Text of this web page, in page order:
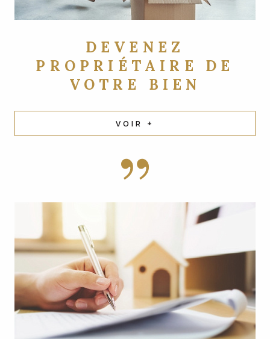
DEVENEZ
PROPRIÉTAIRE DE
VOTRE BIEN
VOIR +